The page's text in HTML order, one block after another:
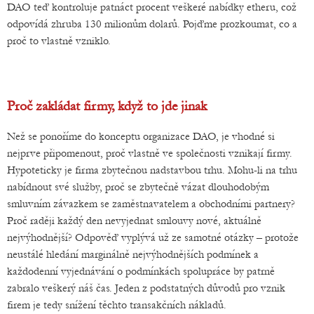
DAO teď kontroluje patnáct procent veškeré nabídky etheru, což
odpovídá zhruba 130 milionům dolarů. Pojďme prozkoumat, co a
proč to vlastně vzniklo.
Proč zakládat firmy, když to jde jinak
Než se ponoříme do konceptu organizace DAO, je vhodné si
nejprve připomenout, proč vlastně ve společnosti vznikají firmy.
Hypoteticky je firma zbytečnou nadstavbou trhu. Mohu-li na trhu
nabídnout své služby, proč se zbytečně vázat dlouhodobým
smluvním závazkem se zaměstnavatelem a obchodními partnery?
Proč raději každý den nevyjednat smlouvy nové, aktuálně
nejvýhodnější? Odpověď vyplývá už ze samotné otázky – protože
neustálé hledání marginálně nejvýhodnějších podmínek a
každodenní vyjednávání o podmínkách spolupráce by patrně
zabralo veškerý náš čas. Jeden z podstatných důvodů pro vznik
firem je tedy snížení těchto transakčních nákladů.